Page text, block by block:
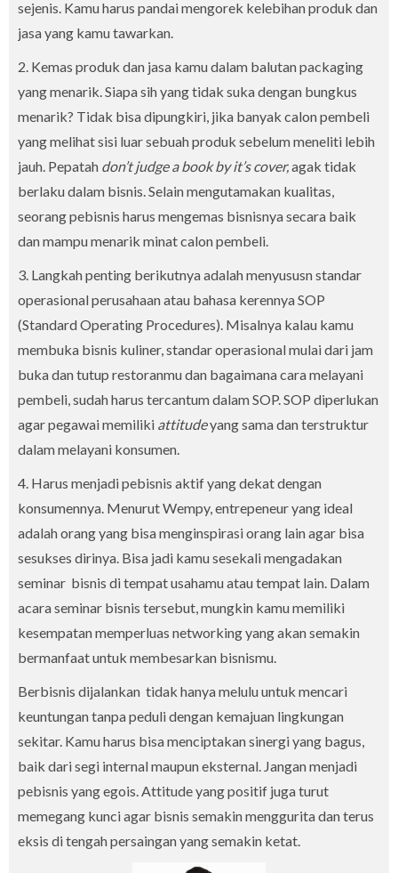
sejenis. Kamu harus pandai mengorek kelebihan produk dan
jasa yang kamu tawarkan.
2. Kemas produk dan jasa kamu dalam balutan packaging
yang menarik. Siapa sih yang tidak suka dengan bungkus
menarik? Tidak bisa dipungkiri, jika banyak calon pembeli
yang melihat sisi luar sebuah produk sebelum meneliti lebih
jauh. Pepatah don’t judge a book by it’s cover,agak tidak
berlaku dalam bisnis. Selain mengutamakan kualitas,
seorang pebisnis harus mengemas bisnisnya secara baik
dan mampu menarik minat calon pembeli.
3. Langkah penting berikutnya adalah menyususn standar
operasional perusahaan atau bahasa kerennya SOP
(Standard Operating Procedures). Misalnya kalau kamu
membuka bisnis kuliner, standar operasional mulai dari jam
buka dan tutup restoranmu dan bagaimana cara melayani
pembeli, sudah harus tercantum dalam SOP. SOP diperlukan
agar pegawai memiliki attitudeyang sama dan terstruktur
dalam melayani konsumen.
4. Harus menjadi pebisnis aktif yang dekat dengan
konsumennya. Menurut Wempy, entrepeneur yang ideal
adalah orang yang bisa menginspirasi orang lain agar bisa
sesukses dirinya. Bisa jadi kamu sesekali mengadakan
seminar bisnis di tempat usahamu atau tempat lain. Dalam
acara seminar bisnis tersebut, mungkin kamu memiliki
kesempatan memperluas networking yang akan semakin
bermanfaat untuk membesarkan bisnismu.
Berbisnis dijalankan tidak hanya melulu untuk mencari
keuntungan tanpa peduli dengan kemajuan lingkungan
sekitar. Kamu harus bisa menciptakan sinergi yang bagus,
baik dari segi internal maupun eksternal. Jangan menjadi
pebisnis yang egois. Attitude yang positif juga turut
memegang kunci agar bisnis semakin menggurita dan terus
eksis di tengah persaingan yang semakin ketat.